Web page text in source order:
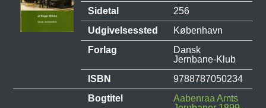
Sidetal
256
Udgivelsessted
København
Forlag
Dansk
Jernbane-Klub
ISBN
9788787050234
Bogtitel
Aabenraa Amts